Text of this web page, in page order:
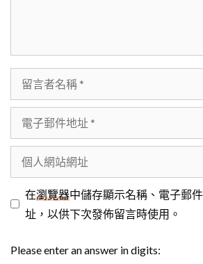
址
站
址
在瀏覽器中儲存顯示名稱、電子郵
址，以供下次發佈留言時使用。
Please enter an answer in digits: